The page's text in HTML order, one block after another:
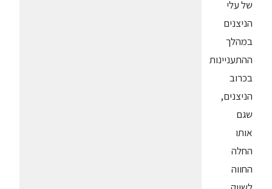
של עלי
הניצנים
במהלך
ההתעניינות
בכרוב
הניצנים,
שגם
אותו
החלה
החווה